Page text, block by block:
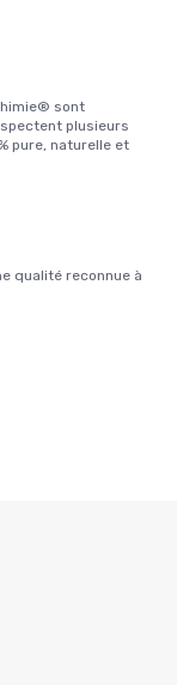
sont
plusieurs
pure, naturelle et
qualité reconnue à